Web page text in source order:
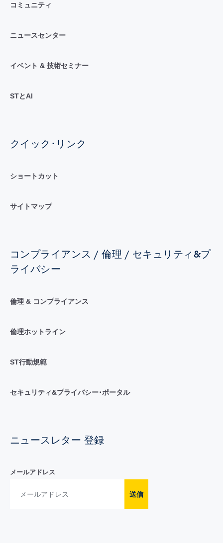
コミュニティ
ニュースセンター
イベント & 技術セミナー
STとAI
クイック･リンク
ショートカット
サイトマップ
コンプライアンス / 倫理 / セキュリティ&プ
ライバシー
倫理 & コンプライアンス
倫理ホットライン
ST行動規範
セキュリティ&プライバシー･ポータル
ニュースレター 登録
メールアドレス
送信